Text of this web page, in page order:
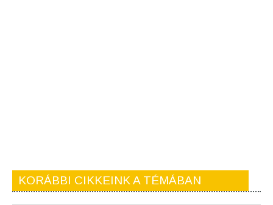
KORÁBBI CIKKEINK A TÉMÁBAN